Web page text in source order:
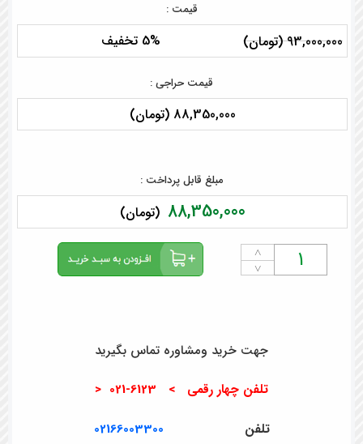
قیمت :
93,000,000 (تومان) 5% تخفیف
قیمت حراجی :
88,350,000 (تومان)
مبلغ قابل پرداخت :
88,350,000 (تومان)
˄
˅
جهت خرید ومشاوره تماس بگیرید
تلفن چهار رقمی > 6123-021 <
تلفن 02166003300